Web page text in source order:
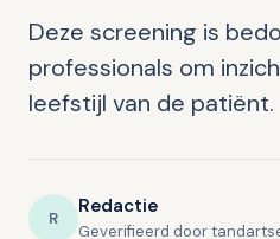
Deze screening is
professionals om
leefstijl van de patiënt.
R Redactie
Geverifieerd door